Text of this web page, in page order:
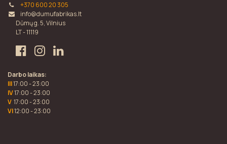
+370 600 20 305
info@dumufabrikas.lt
Dūmų g. 5, Vilnius
LT - 11119
Darbo laikas:
III17:00 - 23:00
IV17:00 - 23:00
V 17:00 - 23:00
VI12:00 - 23:00